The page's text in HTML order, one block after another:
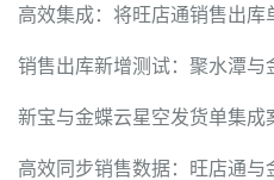
高效集成：将旺店通销售出库
销售出库新增测试：聚水潭
新宝与金蝶云星空发货单集成
高效同步销售数据：旺店通